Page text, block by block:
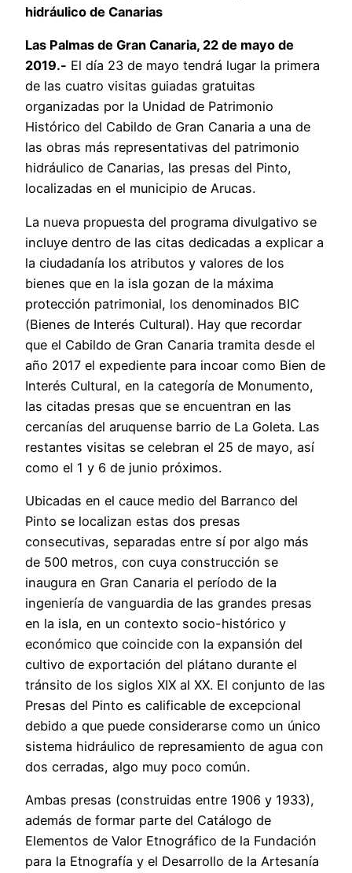
hidráulico de Canarias
Las Palmas de Gran Canaria, 22 de mayo de
2019.- El día 23 de mayo tendrá lugar la primera
de las cuatro visitas guiadas gratuitas
organizadas por la Unidad de Patrimonio
Histórico del Cabildo de Gran Canaria a una de
las obras más representativas del patrimonio
hidráulico de Canarias, las presas del Pinto,
localizadas en el municipio de Arucas.
La nueva propuesta del programa divulgativo se
incluye dentro de las citas dedicadas a explicar a
la ciudadanía los atributos y valores de los
bienes que en la isla gozan de la máxima
protección patrimonial, los denominados BIC
(Bienes de Interés Cultural). Hay que recordar
que el Cabildo de Gran Canaria tramita desde el
año 2017 el expediente para incoar como Bien de
Interés Cultural, en la categoría de Monumento,
las citadas presas que se encuentran en las
cercanías del aruquense barrio de La Goleta. Las
restantes visitas se celebran el 25 de mayo, así
como el 1 y 6 de junio próximos.
Ubicadas en el cauce medio del Barranco del
Pinto se localizan estas dos presas
consecutivas, separadas entre sí por algo más
de 500 metros, con cuya construcción se
inaugura en Gran Canaria el período de la
ingeniería de vanguardia de las grandes presas
en la isla, en un contexto socio-histórico y
económico que coincide con la expansión del
cultivo de exportación del plátano durante el
tránsito de los siglos XIX al XX. El conjunto de las
Presas del Pinto es calificable de excepcional
debido a que puede considerarse como un único
sistema hidráulico de represamiento de agua con
dos cerradas, algo muy poco común.
Ambas presas (construidas entre 1906 y 1933),
además de formar parte del Catálogo de
Elementos de Valor Etnográfico de la Fundación
para la Etnografía y el Desarrollo de la Artesanía